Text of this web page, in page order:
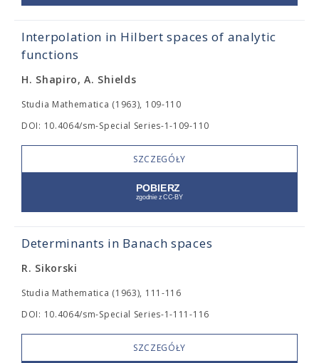
Interpolation in Hilbert spaces of analytic
functions
H. Shapiro, A. Shields
Studia Mathematica (1963), 109-110
DOI: 10.4064/sm-Special Series-1-109-110
SZCZEGÓŁY
Determinants in Banach spaces
R. Sikorski
Studia Mathematica (1963), 111-116
DOI: 10.4064/sm-Special Series-1-111-116
SZCZEGÓŁY